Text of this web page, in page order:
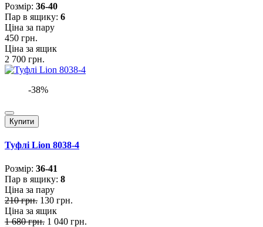
Розмiр: 36-40
Пар в ящику: 6
Ціна за пару
450 грн.
Ціна за ящик
2 700 грн.
-38%
Купити
Туфлі Lion 8038-4
Розмiр: 36-41
Пар в ящику: 8
Ціна за пару
210 грн. 130 грн.
Ціна за ящик
1 680 грн. 1 040 грн.